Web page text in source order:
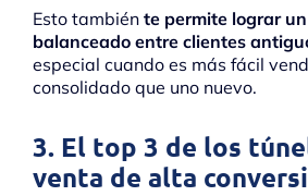
Esto también te permite lograr
balanceado entre clientes
especial cuando es más fácil
consolidado que uno nuevo.
3. El top 3 de los
venta de alta